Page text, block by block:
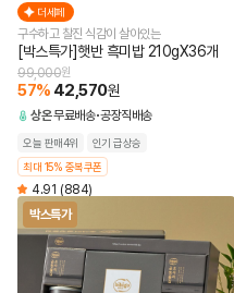
더세페
구수하고 찰진 식감이 살아있는
[박스특가]햇반 흑미밥 210gX36개
99,000원
57% 42,570원
상온무료배송 공장직배송
오늘 판매4위
인기 급상승
최대 15% 중복쿠폰
4.91 (884)
박스특가